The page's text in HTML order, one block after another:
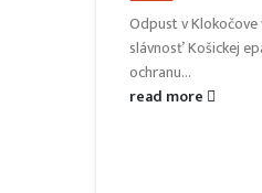
Odpust v
slávnosť Košickej
ochranu...
read more